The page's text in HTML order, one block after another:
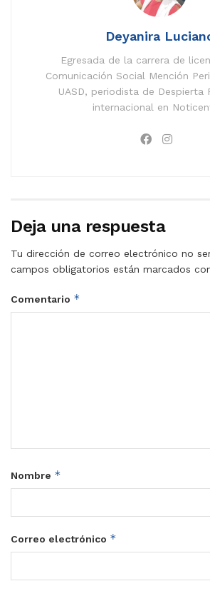
Deyanira
Egresada de la carrera de
Comunicación Social Mención
UASD, periodista de Despierta
internacional en
Deja una respuesta
Tu dirección de correo electrónico no
campos obligatorios están marcados
Comentario *
Nombre *
Correo electrónico *